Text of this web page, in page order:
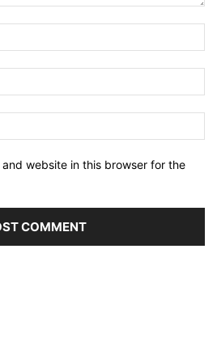
and website in this browser for the